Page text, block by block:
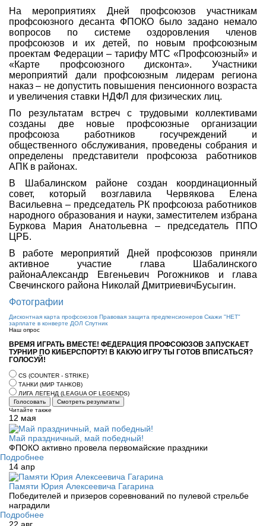
На мероприятиях Дней профсоюзов участникам
профсоюзного десанта ФПОКО было задано немало
вопросов по системе оздоровления членов
профсоюзов и их детей, по новым профсоюзным
проектам Федерации – тарифу МТС «Профсоюзный» и
«Карте профсоюзного дисконта». Участники
мероприятий дали профсоюзным лидерам региона
наказ – не допустить повышения пенсионного возраста
и увеличения ставки НДФЛ для физических лиц.
По результатам встреч с трудовыми коллективами
созданы две новые профсоюзные организации
профсоюза работников госучреждений и
общественного обслуживания, проведены собрания и
определены представители профсоюза работников
АПК в районах.
В Шабалинском районе создан координационный
совет, который возглавила Червякова Елена
Васильевна – председатель РК профсоюза работников
народного образования и науки, заместителем избрана
Буркова Мария Анатольевна – председатель ППО
ЦРБ.
В работе мероприятий Дней профсоюзов приняли
активное участие глава Шабалинского
районаАлександр Евгеньевич Рогожников и глава
Свечинского района Николай ДмитриевичБусыгин.
Фотографии
Дисконтная карта профсоюзов Правовая защита предпенсионеров Скажи "НЕТ"
зарплате в конверте ДОЛ Спутник
Наш опрос
ВРЕМЯ ИГРАТЬ ВМЕСТЕ! ФЕДЕРАЦИЯ ПРОФСОЮЗОВ ЗАПУСКАЕТ
ТУРНИР ПО КИБЕРСПОРТУ! В КАКУЮ ИГРУ ТЫ ГОТОВ ВПИСАТЬСЯ?
ГОЛОСУЙ!
CS (COUNTER - STRIKE)
ТАНКИ (МИР ТАНКОВ)
ЛИГА ЛЕГЕНД (LEAGUA OF LEGENDS)
Голосовать
Смотреть результаты
Читайте также
12 мая
Май праздничный, май победный!
ФПОКО активно провела первомайские праздники
Подробнее
14 апр
Памяти Юрия Алексеевича Гагарина
Победителей и призеров соревнований по пулевой стрельбе
наградили
Подробнее